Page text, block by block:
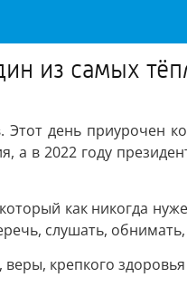
из самых
день приурочен
в 2022 году
как никогда
слушать, обнимать,
крепкого